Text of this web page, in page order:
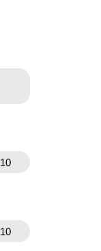
10
10